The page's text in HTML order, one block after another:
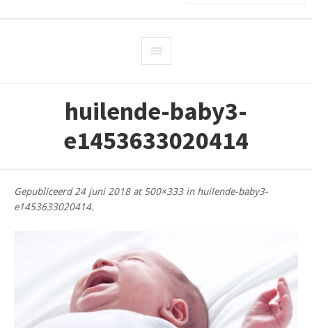
huilende-baby3-
e1453633020414
Gepubliceerd24 juni 2018at 500×333 in huilende-baby3-
e1453633020414.